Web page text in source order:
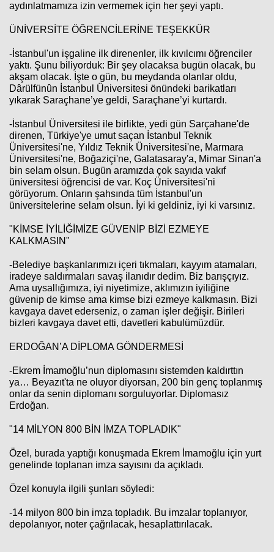
aydınlatmamıza izin vermemek için her şeyi yaptı.
ÜNİVERSİTE ÖĞRENCİLERİNE TEŞEKKÜR
-İstanbul'un işgaline ilk direnenler, ilk kıvılcımı öğrenciler
yaktı. Şunu biliyorduk: Bir şey olacaksa bugün olacak, bu
akşam olacak. İşte o gün, bu meydanda olanlar oldu,
Dârülfünûn İstanbul Üniversitesi önündeki barikatları
yıkarak Saraçhane’ye geldi, Saraçhane’yi kurtardı.
-İstanbul Üniversitesi ile birlikte, yedi gün Sarçahane'de
direnen, Türkiye'ye umut saçan İstanbul Teknik
Üniversitesi'ne, Yıldız Teknik Üniversitesi'ne, Marmara
Üniversitesi'ne, Boğaziçi'ne, Galatasaray'a, Mimar Sinan'a
bin selam olsun. Bugün aramızda çok sayıda vakıf
üniversitesi öğrencisi de var. Koç Üniversitesi'ni
görüyorum. Onların şahsında tüm İstanbul'un
üniversitelerine selam olsun. İyi ki geldiniz, iyi ki varsınız.
"KİMSE İYİLİĞİMİZE GÜVENİP BİZİ EZMEYE
KALKMASIN"
-Belediye başkanlarımızı içeri tıkmaları, kayyım atamaları,
iradeye saldırmaları savaş ilanıdır dedim. Biz barışçıyız.
Ama uysallığımıza, iyi niyetimize, aklımızın iyiliğine
güvenip de kimse ama kimse bizi ezmeye kalkmasın. Bizi
kavgaya davet ederseniz, o zaman işler değişir. Birileri
bizleri kavgaya davet etti, davetleri kabulümüzdür.
ERDOĞAN’A DİPLOMA GÖNDERMESİ
-Ekrem İmamoğlu’nun diplomasını sistemden kaldırttın
ya… Beyazıt'ta ne oluyor diyorsan, 200 bin genç toplanmış
onlar da senin diplomanı sorguluyorlar. Diplomasız
Erdoğan.
"14 MİLYON 800 BİN İMZA TOPLADIK"
Özel, burada yaptığı konuşmada Ekrem İmamoğlu için yurt
genelinde toplanan imza sayısını da açıkladı.
Özel konuyla ilgili şunları söyledi:
-14 milyon 800 bin imza topladık. Bu imzalar toplanıyor,
depolanıyor, noter çağrılacak, hesaplattırılacak.